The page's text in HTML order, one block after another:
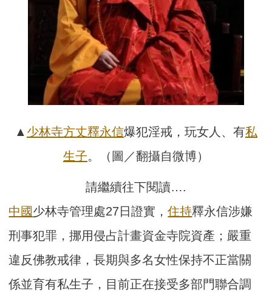
▲ 少林寺方丈釋永信爆犯淫戒，玩女人、有私
生子。（圖／翻攝自微博）
請繼續往下閱讀….
中國少林寺管理處27日證實，住持釋永信涉嫌
刑事犯罪，挪用侵占計畫資金寺院資產；嚴重
違反佛教戒律，長期與多名女性保持不正當關
係並育有私生子，目前正在接受多部門聯合調